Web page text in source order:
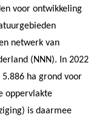
voor ontwikkeling
netwerk van
(NNN). In 2022
ha grond voor
oppervlakte
is daarmee